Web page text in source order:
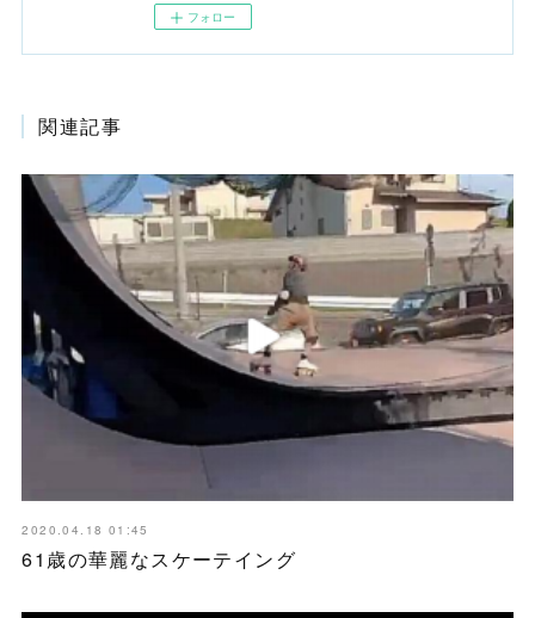
フォロー
関連記事
2020.04.18 01:45
61歳の華麗なスケーテイング